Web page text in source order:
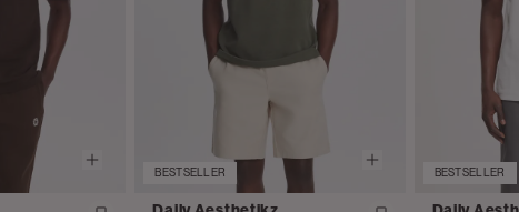
BESTSELLER BESTSELLER